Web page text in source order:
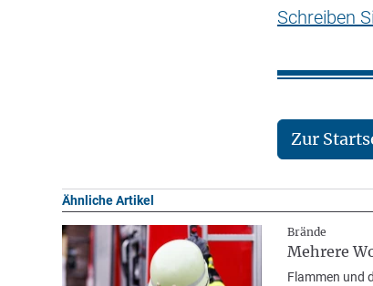
Schreiben
Zur
Ähnliche Artikel
Brände
Mehrere
Flammen und